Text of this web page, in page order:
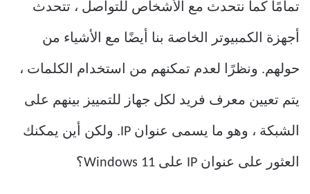
تمامًا كما نتحدث مع الأشخاص للتواصل ، تتحدث
أجهزة الكمبيوتر الخاصة بنا أيضًا مع الأشياء من
حولهم. ونظرًا لعدم تمكنهم من استخدام الكلمات ،
يتم تعيين معرف فريد لكل جهاز للتمييز بينهم على
الشبكة ، وهو ما يسمى عنوان IP. ولكن أين يمكنك
العثور على عنوان IP على Windows 11؟